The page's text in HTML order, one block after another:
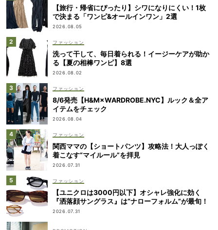
【旅行・帰省にぴったり】シワになりにくい！1枚
で決まる「ワンピ&オールインワン」2選
2026.08.05
ファッション
洗って干して、毎日着られる！イージーケアが助か
る【夏の相棒ワンピ】8選
2026.08.02
ファッション
8/6発売【H&M×WARDROBE.NYC】ルック＆全ア
イテムをチェック
2026.08.04
ファッション
関西ママの【ショートパンツ】攻略法！大人っぽく
着こなす“マイルール”を拝見
2026.07.31
ファッション
【ユニクロは3000円以下】オシャレ強化に効く
『洒落顔サングラス』は“ナローフォルム”が最旬！
2026.07.31